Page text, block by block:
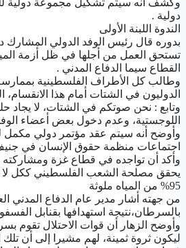
ﻭﻛﺸﻒ ﺃﻧﻪ ﺳﻴﺘﻢ ﺗﺸﻜﻴﻞ ﻣﺠﻤﻮﻋﺔ ﺩﻭﻟﻴﺔ
ﺩﻭﻟﻴﺔ .
ﺍﻟﻨﺪﻭﺓ ﺍﻟﻠﺒﻨﺔ ﺍﻷﻭﻟﻰ
ﺑﺪﻭﺭﻩ ﻗﺎﻝ ﺭﺋﻴﺲ ﺍﻟﻮﻓﺪ ﺍﻟﺪﻭﻟﻲ ﺍﻟﻤﺸﺎﺭﻙ
ﺗﺴﺘﺤﻖ ﺍﻟﻌﻤﻞ ﻣﻦ ﺃﺟﻠﻬﺎ ﻓﻲ ﻇﻞ ﺃﺯﻣﺔ
ﺍﻟﻘﻄﺎﻉ ﺳﻴﻤﺎ ﺍﻟﺪﻓﺎﻉ ﺍﻟﻤﺪﻧﻲ .
ﻭﻃﺎﻟﺐ ﻛﻞ ﺍﻷﻃﺮﺍﻑ ﺍﻟﻔﻠﺴﻄﻴﻨﻴﺔ ﺑﻤﻤﺎﺭﺳﺔ
ﺍﻟﺪﻭﻟﻴﻮﻥ ﻓﻲ ﺍﻟﺸﺘﺎﺕ ﺃﻣﺎﻡ ﻫﺬﺍ
ﻭﺗﺎﺑﻊ : ﻧﺤﻦ ﺻﻮﺗﻜﻢ ﻓﻲ ﺍﻟﺸﺘﺎﺕ، ﻻ ﻳﺠﺎﺩ
ﺍﻟﻠﻮﺟﺴﺘﻴﺔ، ﻭﻋﺪﻡ ﺩﺧﻮﻝ ﺑﻌﺾ ﺃﻋﻀﺎﺀ
ﻭﺃﻭﺿﺢ ﺃﻧﻪ ﺳﻴﺘﻢ ﻋﻘﺪ ﻣﺆﺗﻤﺮ ﺩﻭﻟﻲ ﻣﻜﻤﻞ
ﺍﺟﺘﻤﺎﻋﺎﺕ ﻣﻨﻈﻤﺔ ﺣﻘﻮﻕ ﺍﻹﻧﺴﺎﻥ ﻓﻲ
ﻭﺃﻛﺪ ﺃﻥ ﺗﻮﺍﺟﺪﻩ ﻓﻲ ﻗﻄﺎﻉ ﻏﺰﺓ
ﻳﺤﻘﻖ ﻣﺼﻠﺤﺔ ﺍﻟﺸﻌﺐ ﺍﻟﻔﻠﺴﻄﻴﻨﻲ ﻛﻜﻞ ﻻ
%95 ﻣﻦ ﺍﻟﻤﻴﺎﻩ ﻣﻠﻮﺛﺔ
ﻣﻦ ﺟﻬﺘﻪ ﺃﺷﺎﺭ ﻣﺪﻳﺮ ﻋﺎﻡ ﺍﻟﺪﻓﺎﻉ ﺍﻟﻤﺪﻧﻲ
ﺑﺎﻟﺴﺮﻃﺎﻥ،ﻧﺘﻴﺠﺔ ﺍﺳﺘﻬﺪﺍﻓﻬﺎ ﺑﻘﻨﺎﺑﻞ
ﻭﺃﻭﺿﺢ ﺍﻟﺰﻫﺎﺭ ﺃﻥ ﻗﻮﺍﺕ ﺍﻻﺣﺘﻼﻝ ﺗﻘﻮﻡ
ﻟﻴﻜﻮﻥ ﺛﺮﻭﺓ ﺛﻤﻴﻨﺔ، ﻟﻬﻢ ﻣﺸﻴﺮﺍ ﺇﻟﻰ ﺃﻥ